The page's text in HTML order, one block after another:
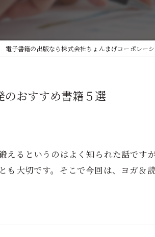
電子書籍の出版なら株式会社ちょんまげコーポレー
のおすすめ書籍５選
えるというのはよく知られた話で
も大切です。そこで今回は、ヨガ＆